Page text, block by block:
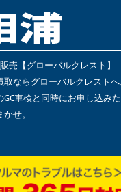
売【グローバルクレスト】
取ならグローバルクレスト
車検と同時にお申し込み
せ。